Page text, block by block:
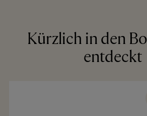
Kürzlich in den
entdeckt